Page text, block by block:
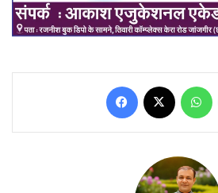
Facebook